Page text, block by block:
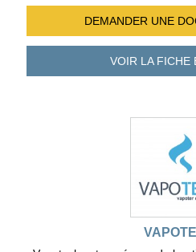
DEMANDER UNE
VOIR LA FICHE